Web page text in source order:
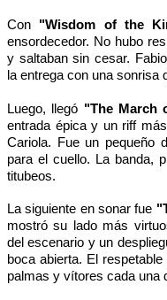
Con "Wisdom of the
ensordecedor. No hubo
y saltaban sin cesar.
la entrega con una sonrisa
Luego, llegó "The March
entrada épica y un riff
Cariola. Fue un pequeño
para el cuello. La banda,
titubeos.
La siguiente en sonar fue
mostró su lado más
del escenario y un
boca abierta. El
palmas y vítores cada una